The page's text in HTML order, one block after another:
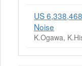
US
Noise
K.Ogawa,